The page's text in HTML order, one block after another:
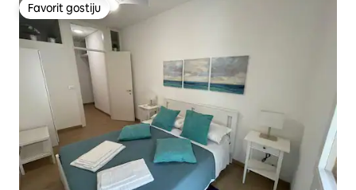
Favorit gostiju
Favorit gostiju